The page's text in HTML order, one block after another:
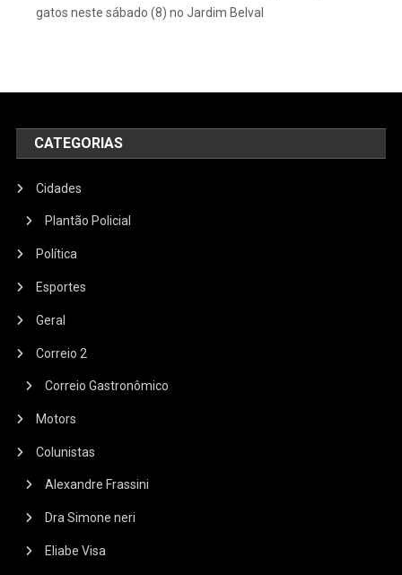
gatos neste sábado (8) no Jardim Belval
CATEGORIAS
Cidades
Plantão Policial
Política
Esportes
Geral
Correio 2
Correio Gastronômico
Motors
Colunistas
Alexandre Frassini
Dra Simone neri
Eliabe Visa